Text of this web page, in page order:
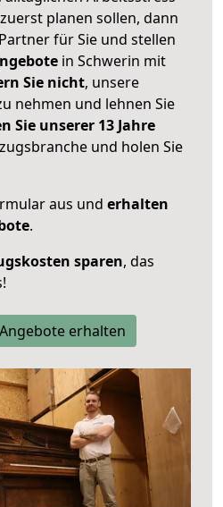
planen sollen, dann
für Sie und stellen
in Schwerin mit
Sie nicht, unsere
nehmen und lehnen Sie
Sie unserer 13 Jahre
und holen Sie
aus und erhalten
.
sparen, das
erhalten